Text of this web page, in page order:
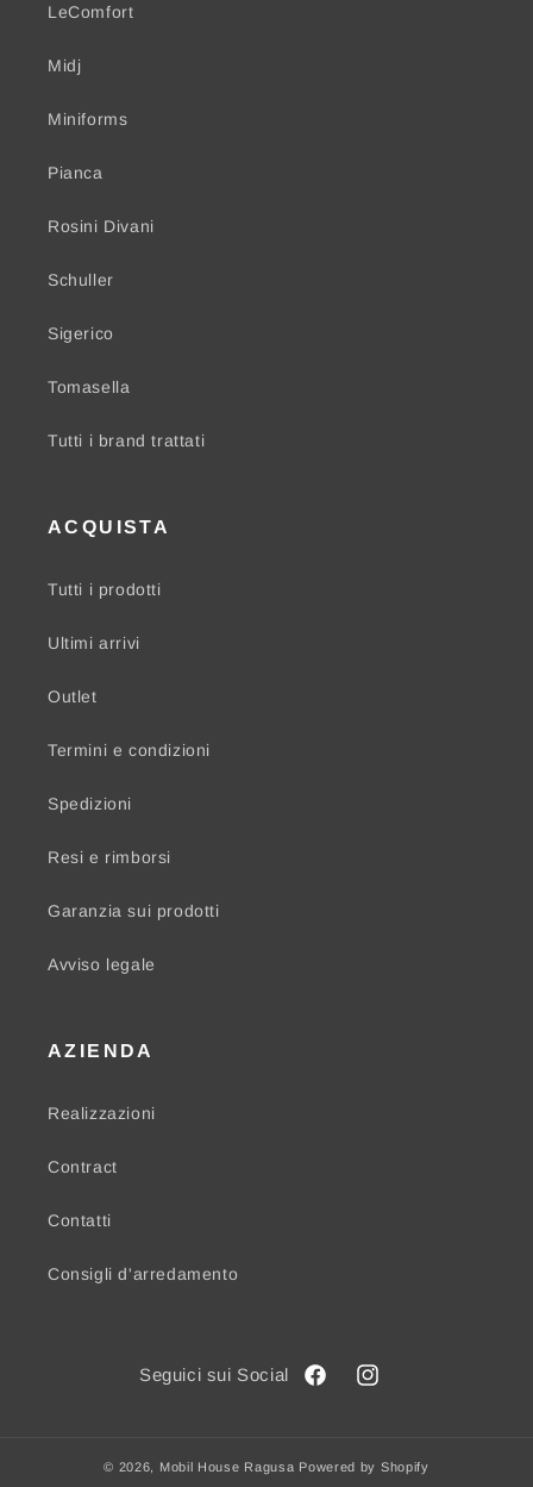
LeComfort
Midj
Miniforms
Pianca
Rosini Divani
Schuller
Sigerico
Tomasella
Tutti i brand trattati
ACQUISTA
Tutti i prodotti
Ultimi arrivi
Outlet
Termini e condizioni
Spedizioni
Resi e rimborsi
Garanzia sui prodotti
Avviso legale
AZIENDA
Realizzazioni
Contract
Contatti
Consigli d'arredamento
FacebookInstagram
© 2026, Mobil House Ragusa Powered by Shopify